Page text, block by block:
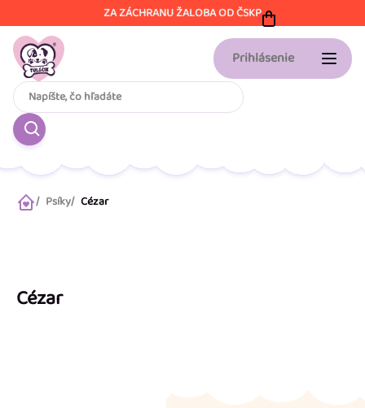
na
obsah
ZA ZÁCHRANU ŽALOBA OD ČSKP
Prihlásenie
DomovPsíky Cézar
Cézar